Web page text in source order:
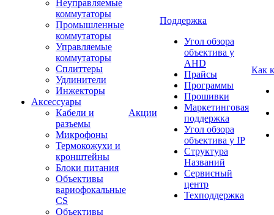
Неуправляемые
коммутаторы
Промышленные
коммутаторы
Управляемые
коммутаторы
Сплиттеры
Удлинители
Инжекторы
Аксессуары
Кабели и
разъемы
Микрофоны
Термокожухи и
кронштейны
Блоки питания
Объективы
вариофокальные
CS
Объективы
Акции
Поддержка
Угол обзора
объектива у
AHD
Прайсы
Программы
Прошивки
Маркетинговая
поддержка
Угол обзора
объектива у IP
Структура
Названий
Сервисный
центр
Техподдержка
Как